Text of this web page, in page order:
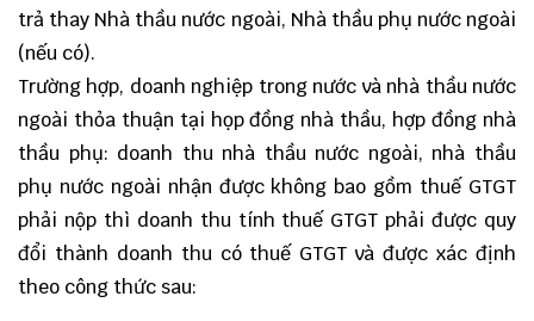
trả thay Nhà thầu nước ngoài, Nhà thầu phụ nước ngoài
(nếu có).
Trường hợp, doanh nghiệp trong nước và nhà thầu nước
ngoài thỏa thuận tại họp đồng nhà thầu, hợp đồng nhà
thầu phụ: doanh thu nhà thầu nước ngoài, nhà thầu
phụ nước ngoài nhận được không bao gồm thuế GTGT
phải nộp thì doanh thu tính thuế GTGT phải được quy
đổi thành doanh thu có thuế GTGT và được xác định
theo công thức sau: